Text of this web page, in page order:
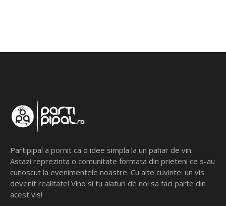
Partipipal a pornit ca o idee simpla la un pahar de vin.
Astazi reprezinta o comunitate formata din prieteni ce s-au
cunoscut la evenimentele noastre. Cu alte cuvinte: un vis
devenit realitate! Vino si tu alaturi de noi sa faci parte din
acest vis!